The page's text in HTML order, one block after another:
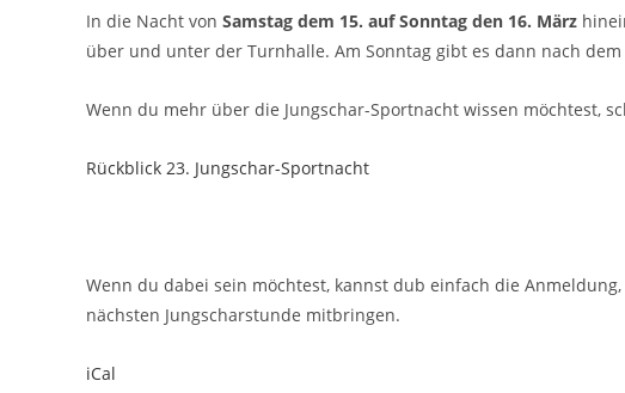
In die Nacht von Samstag dem 15. auf Sonntag den 16. März
über und unter der Turnhalle. Am Sonntag gibt es dann nach
Wenn du mehr über die Jungschar-Sportnacht wissen möchtest,
Rückblick 23. Jungschar-Sportnacht
Wenn du dabei sein möchtest, kannst dub einfach die
nächsten Jungscharstunde mitbringen.
iCal